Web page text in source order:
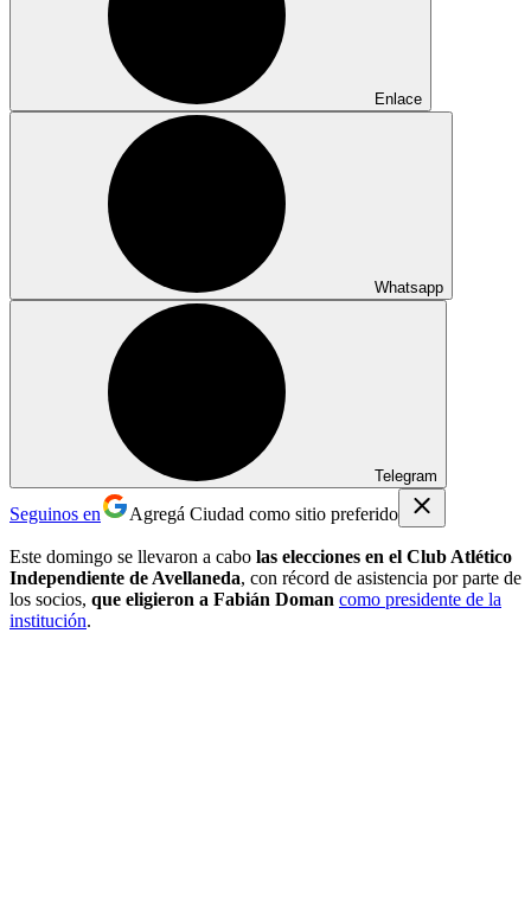
Enlace
Whatsapp
Telegram
Seguinos en Agregá Ciudad como sitio preferido
Este domingo se llevaron a cabo las elecciones en el Club Atlético
Independiente de Avellaneda, con récord de asistencia por parte de
los socios, que eligieron a Fabián Doman como presidente de la
institución.